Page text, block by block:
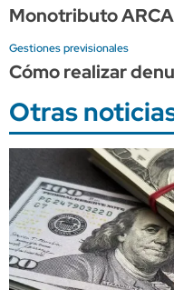
Monotributo
Gestiones previsionales
Cómo realizar
Otras